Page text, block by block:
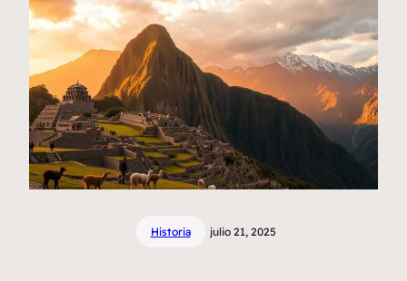
Historia julio 21, 2025